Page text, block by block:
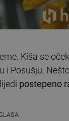
Kiša se
i Posušju.
postepeno